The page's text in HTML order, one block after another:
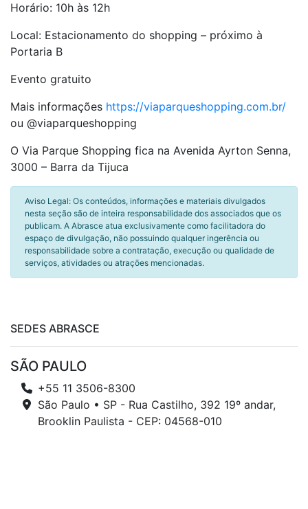
Horário: 10h às 12h
Local: Estacionamento do shopping – próximo à
Portaria B
Evento gratuito
Mais informações https://viaparqueshopping.com.br/
ou @viaparqueshopping
O Via Parque Shopping fica na Avenida Ayrton Senna,
3000 – Barra da Tijuca
Aviso Legal: Os conteúdos, informações e materiais divulgados
nesta seção são de inteira responsabilidade dos associados que os
publicam. A Abrasce atua exclusivamente como facilitadora do
espaço de divulgação, não possuindo qualquer ingerência ou
responsabilidade sobre a contratação, execução ou qualidade de
serviços, atividades ou atrações mencionadas.
SEDES ABRASCE
SÃO PAULO
+55 11 3506-8300
São Paulo • SP - Rua Castilho, 392 19º andar,
Brooklin Paulista - CEP: 04568-010